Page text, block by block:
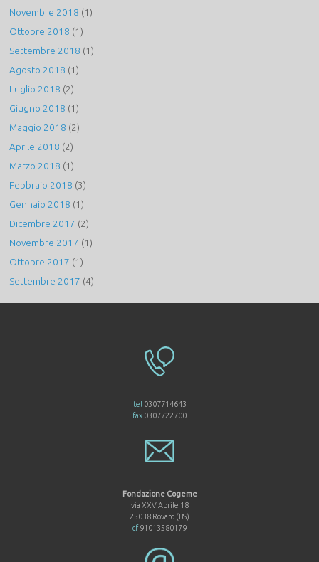
Novembre 2018 (1)
Ottobre 2018 (1)
Settembre 2018 (1)
Agosto 2018 (1)
Luglio 2018 (2)
Giugno 2018 (1)
Maggio 2018 (2)
Aprile 2018 (2)
Marzo 2018 (1)
Febbraio 2018 (3)
Gennaio 2018 (1)
Dicembre 2017 (2)
Novembre 2017 (1)
Ottobre 2017 (1)
Settembre 2017 (4)
tel 0307714643
fax 0307722700
Fondazione Cogeme
via XXV Aprile 18
25038 Rovato (BS)
cf 91013580179